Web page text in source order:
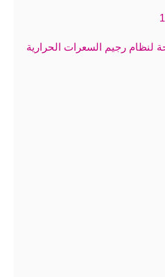
لنظام رجيم السعرات الحرارية